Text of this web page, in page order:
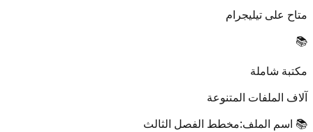
متاح على تيليجرام
📚
مكتبة شاملة
آلاف الملفات المتنوعة
📚 اسم الملف:مخطط الفصل الثالث